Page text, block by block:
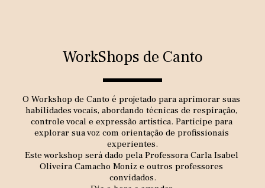
WorkShops de Canto
O Workshop de Canto é projetado para aprimorar suas
habilidades vocais, abordando técnicas de respiração,
controle vocal e expressão artística. Participe para
explorar sua voz com orientação de profissionais
experientes.
Este workshop será dado pela Professora Carla Isabel
Oliveira Camacho Moniz e outros professores
convidados.